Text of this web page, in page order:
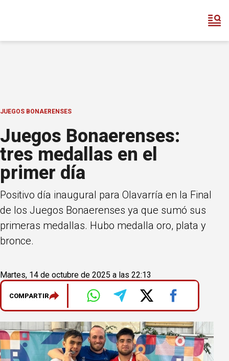
JUEGOS BONAERENSES
Juegos Bonaerenses:
tres medallas en el
primer día
Positivo día inaugural para Olavarría en la Final
de los Juegos Bonaerenses ya que sumó sus
primeras medallas. Hubo medalla oro, plata y
bronce.
Martes, 14 de octubre de 2025 a las 22:13
COMPARTIR